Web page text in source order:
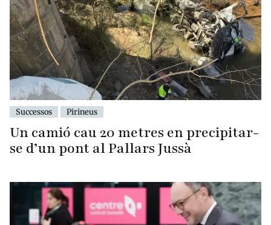
Successos Pirineus
Un camió cau 20 metres en precipitar-
se d’un pont al Pallars Jussà